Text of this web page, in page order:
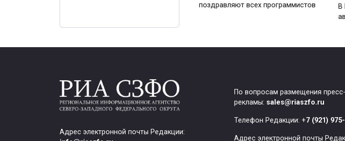
поздравляют всех программистов
В
Адрес электронной почты Редакции:
По вопросам размещения
рекламы: sales@riaszfo.ru
Телефон Редакции: +7 (921)
Адрес электронной почты